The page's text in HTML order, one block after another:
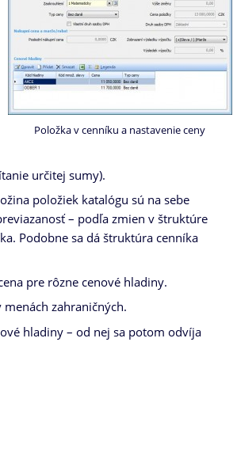
Položka v cenníku a nastavenie ceny
určitej sumy).
položiek katalógu sú na sebe
– podľa zmien v štruktúre
Podobne sa dá štruktúra cenníka
pre rôzne cenové hladiny.
zahraničných.
hladiny – od nej sa potom odvíja